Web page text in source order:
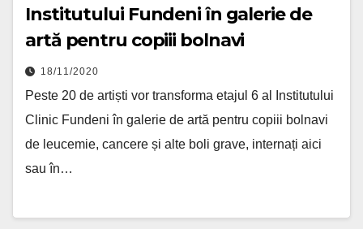
Institutului Fundeni în galerie de
artă pentru copiii bolnavi
18/11/2020
Peste 20 de artiști vor transforma etajul 6 al Institutului
Clinic Fundeni în galerie de artă pentru copiii bolnavi
de leucemie, cancere și alte boli grave, internați aici
sau în…